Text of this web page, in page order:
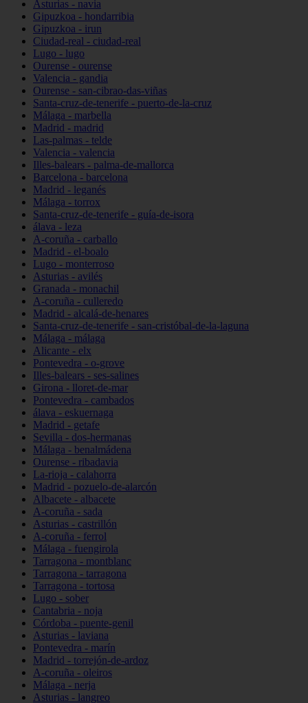
Asturias - navia
Gipuzkoa - hondarribia
Gipuzkoa - irun
Ciudad-real - ciudad-real
Lugo - lugo
Ourense - ourense
Valencia - gandia
Ourense - san-cibrao-das-viñas
Santa-cruz-de-tenerife - puerto-de-la-cruz
Málaga - marbella
Madrid - madrid
Las-palmas - telde
Valencia - valencia
Illes-balears - palma-de-mallorca
Barcelona - barcelona
Madrid - leganés
Málaga - torrox
Santa-cruz-de-tenerife - guía-de-isora
álava - leza
A-coruña - carballo
Madrid - el-boalo
Lugo - monterroso
Asturias - avilés
Granada - monachil
A-coruña - culleredo
Madrid - alcalá-de-henares
Santa-cruz-de-tenerife - san-cristóbal-de-la-laguna
Málaga - málaga
Alicante - elx
Pontevedra - o-grove
Illes-balears - ses-salines
Girona - lloret-de-mar
Pontevedra - cambados
álava - eskuernaga
Madrid - getafe
Sevilla - dos-hermanas
Málaga - benalmádena
Ourense - ribadavia
La-rioja - calahorra
Madrid - pozuelo-de-alarcón
Albacete - albacete
A-coruña - sada
Asturias - castrillón
A-coruña - ferrol
Málaga - fuengirola
Tarragona - montblanc
Tarragona - tarragona
Tarragona - tortosa
Lugo - sober
Cantabria - noja
Córdoba - puente-genil
Asturias - laviana
Pontevedra - marín
Madrid - torrejón-de-ardoz
A-coruña - oleiros
Málaga - nerja
Asturias - langreo